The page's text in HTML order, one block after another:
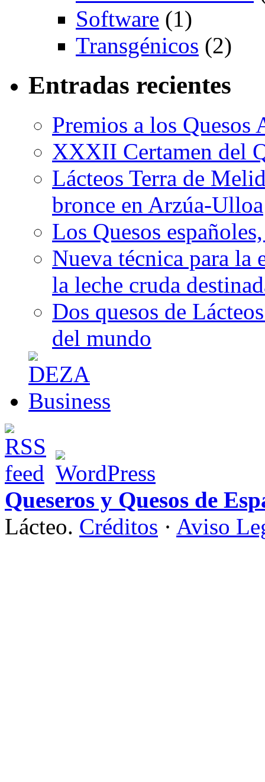
Software (1)
Transgénicos (2)
Entradas recientes
Premios a los Quesos
XXXII Certamen del
Lácteos Terra de
bronce en Arzúa-Ulloa
Los Quesos
Nueva técnica para la
la leche cruda
Dos quesos de
del mundo
Queseros y Quesos de
Lácteo. Créditos · Aviso